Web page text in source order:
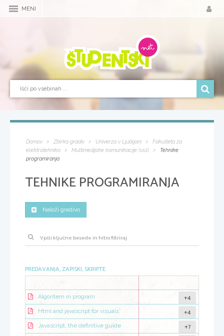
MENI
Domov Zbirka gradiv Univerza v Ljubljani
Fakulteta za
elektrotehniko
Multimedijske komunikacije (vsš)
Tehnike
programiranja
TEHNIKE PROGRAMIRANJA
Naloži gradivo
PREDAVANJA, ZAPISKI, SKRIPTE
Algoritem in program +4
Html and javascript for visuals +4
Javascript, the definitive guide +7